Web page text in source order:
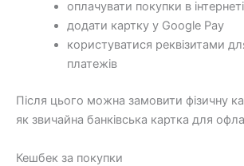
оплачувати покупки в інтернеті
додати картку у Google Pay
користуватися реквізитами
платежів
Після цього можна замовити фізичну
як звичайна банківська картка для
Кешбек за покупки